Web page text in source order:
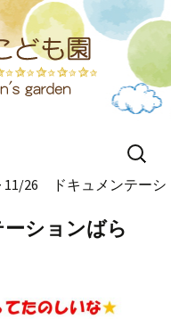
検
11/26 ドキュメンテーシ
ションばら